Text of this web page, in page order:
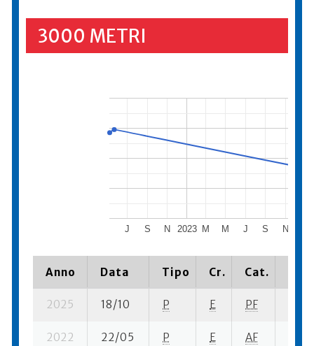
3000 METRI
2023
J S N M M J S N
Anno Data Tipo Cr. Cat.
2025 18/10 P E PF
2022 22/05 P E AF